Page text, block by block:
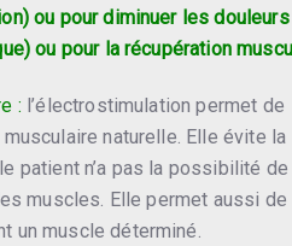
ou pour diminuer les douleurs
ou pour la récupération
: l’électrostimulation permet de
naturelle. Elle évite la
patient n’a pas la possibilité de
muscles. Elle permet aussi de
un muscle déterminé.